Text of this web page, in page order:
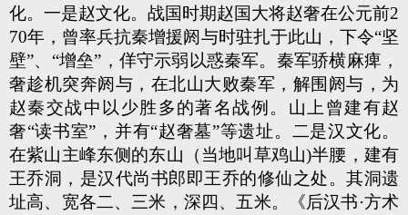
化。一是赵文化。战国时期赵国大将赵奢在公元前2
70年，曾率兵抗秦增援阏与时驻扎于此山，下令“坚
壁”、“增垒”，佯守示弱以惑秦军。秦军骄横麻痺，
奢趁机突奔阏与，在北山大败秦军，解围阏与，为
赵秦交战中以少胜多的著名战例。山上曾建有赵
奢“读书室”，并有“赵奢墓”等遗址。二是汉文化。
在紫山主峰东侧的东山（当地叫草鸡山)半腰，建有
王乔洞，是汉代尚书郎即王乔的修仙之处。其洞遗
址高、宽各二、三米，深四、五米。《后汉书·方术